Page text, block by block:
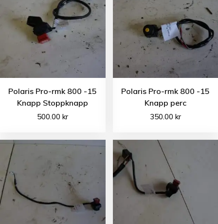
Polaris Pro-rmk 800 -15
Knapp Stoppknapp
500.00kr
Polaris Pro-rmk 800 -15
Knapp perc
350.00 kr